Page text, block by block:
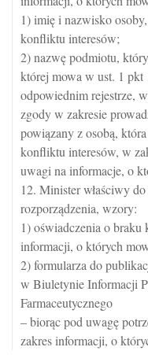
1) imię i nazwisko
konfliktu interesów;
2) nazwę podmiotu,
której mowa w ust. 1
odpowiednim rejestrze,
zgody w zakresie
powiązany z osobą,
konfliktu interesów, w
uwagi na informacje, o
12. Minister właściwy
rozporządzenia, wzory:
1) oświadczenia o braku
informacji, o których
2) formularza do
w Biuletynie Informacji
Farmaceutycznego
– biorąc pod uwagę
zakres informacji, o